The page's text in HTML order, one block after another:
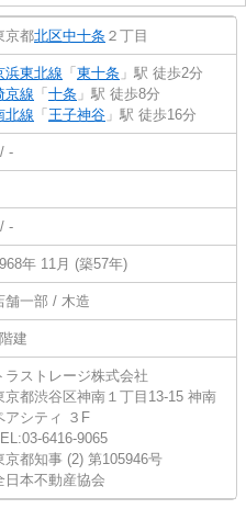
京都北区中十条 ２丁目
浜東北線 「 東十条 」駅 徒歩2分
京線 「 十条 」駅 徒歩8分
北線 「 王子神谷 」駅 徒歩16分
/ -
-
年 11月 (築57年)
舗一部 / 木造
建
ラストレージ株式会社
京都渋谷区神南１丁目13-15 神南
アシティ ３F
6416-9065
京都知事 (2) 第105946号
日本不動産協会